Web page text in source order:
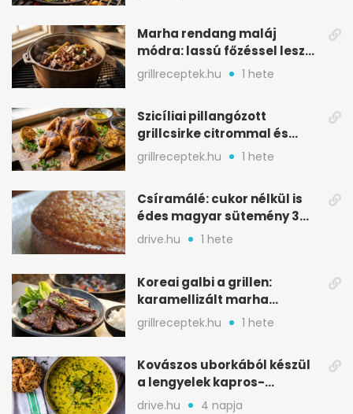
Marha rendang maláj
módra: lassú főzéssel lesz
igazán szaftos
grillreceptek.hu 1 hete
Szicíliai pillangózott
grillcsirke citrommal és
oregánóval
grillreceptek.hu 1 hete
Csíramálé: cukor nélkül is
édes magyar sütemény 3
alapanyagból
drive.hu 1 hete
Koreai galbi a grillen:
karamellizált marha
rövidborda gyorsan
grillreceptek.hu 1 hete
Kovászos uborkából készül
a lengyelek kapros-
savanykás levese
drive.hu 4 napja